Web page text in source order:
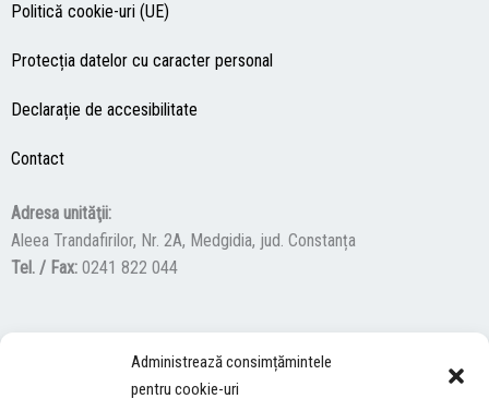
Administrează consimțămintele
pentru cookie-uri
Politică cookie-uri (UE)
Protecția datelor cu caracter personal
Declarație de accesibilitate
Contact
Adresa unităţii:
Aleea Trandafirilor, Nr. 2A, Medgidia, jud. Constanța
Tel. / Fax: 0241 822 044
a
c
o
n